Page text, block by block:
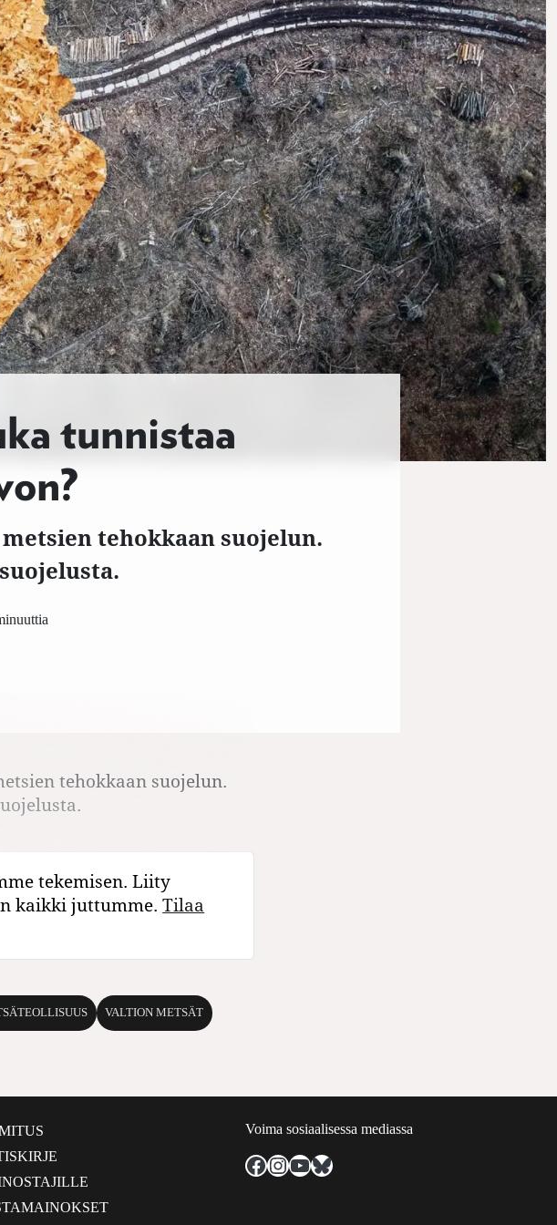
tunnistaa
tehokkaan suojelun.
tehokkaan suojelun.
tekemisen. Liity
kaikki juttumme.Tilaa
VALTION METSÄT
Voima sosiaalisessa mediassa
Facebook
Instagram
YouTube
Bluesky